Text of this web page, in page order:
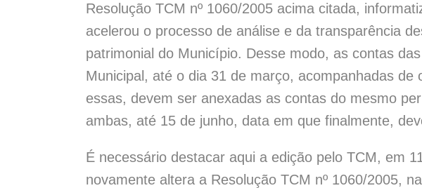
Resolução TCM nº 1060/2005 acima citada,
acelerou o processo de análise e da transparência
patrimonial do Município. Desse modo, as contas
Municipal, até o dia 31 de março, acompanhadas
essas, devem ser anexadas as contas do mesmo
ambas, até 15 de junho, data em que finalmente,
É necessário destacar aqui a edição pelo TCM, em
novamente altera a Resolução TCM nº 1060/2005,